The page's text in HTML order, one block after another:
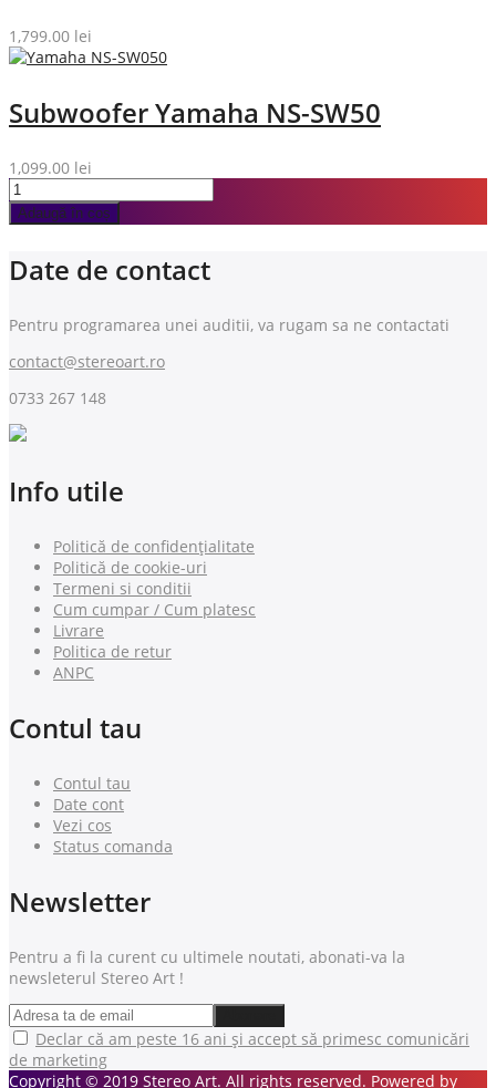
1,799.00 lei
Subwoofer Yamaha NS-SW50
1,099.00 lei
Adaugă în coș
Date de contact
Pentru programarea unei auditii, va rugam sa ne contactati
contact@stereoart.ro
0733 267 148
Info utile
Politică de confidențialitate
Politică de cookie-uri
Termeni si conditii
Cum cumpar / Cum platesc
Livrare
Politica de retur
ANPC
Contul tau
Contul tau
Date cont
Vezi cos
Status comanda
Newsletter
Pentru a fi la curent cu ultimele noutati, abonati-va la
newsleterul Stereo Art !
Declar că am peste 16 ani și accept să primesc comunicări
de marketing
Copyright © 2019 Stereo Art. All rights reserved. Powered by